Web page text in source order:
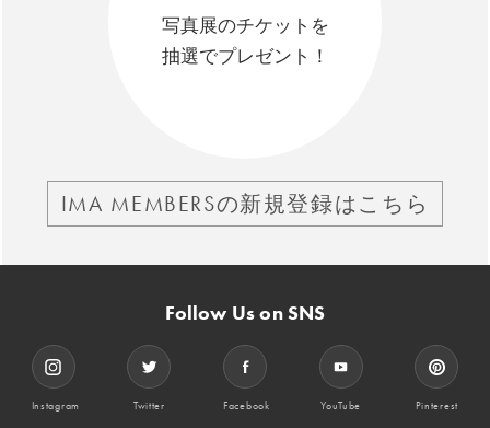
写真展のチケットを
抽選でプレゼント！
IMA MEMBERSの新規登録はこちら
Follow Us on SNS
Instagram Twitter Facebook YouTube Pinterest